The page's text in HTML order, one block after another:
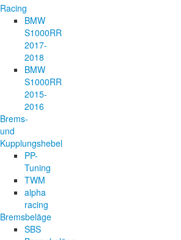
Racing
BMW
S1000RR
2017-
2018
BMW
S1000RR
2015-
2016
Brems-
und
Kupplungshebel
PP-
Tuning
TWM
alpha
racing
Bremsbeläge
SBS